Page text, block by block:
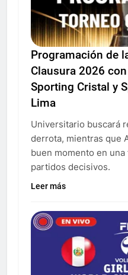
Programación de
Clausura 2026
Sporting Cristal y
Lima
Universitario buscará
derrota, mientras que
buen momento en una
partidos decisivos.
Leer más